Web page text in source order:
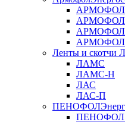
АРМОФОЛ
АРМОФОЛ
АРМОФОЛ
Ленты и скотчи
ЛАМС
ЛАМС-Н
ЛАС
ЛАС-П
ПЕНОФОЛ
ПЕНОФОЛ